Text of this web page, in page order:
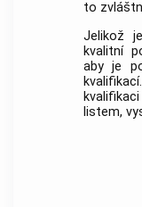
to
Jelikož
kvalitní
aby je
listem,